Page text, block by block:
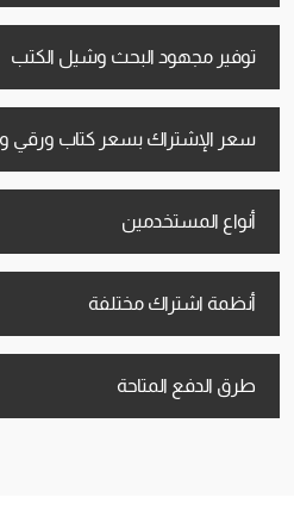
توفير مجهود البحث وشيل الكتب
سعر الإشتراك بسعر كتاب ورقي
أنواع المستخدمين
أنظمة اشتراك مختلفة
طرق الدفع المتاحة